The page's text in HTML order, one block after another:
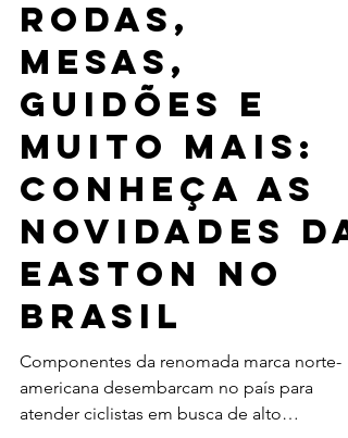
corsabikeparts
5 de out. de 2023
3 min de leitura
EASTON
Rodas,
mesas,
guidões e
muito mais:
conheça as
novidades da